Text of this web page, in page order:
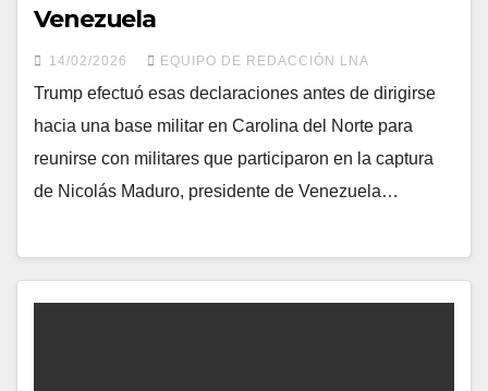
Venezuela
14/02/2026 EQUIPO DE REDACCIÓN LNA
Trump efectuó esas declaraciones antes de dirigirse
hacia una base militar en Carolina del Norte para
reunirse con militares que participaron en la captura
de Nicolás Maduro, presidente de Venezuela…